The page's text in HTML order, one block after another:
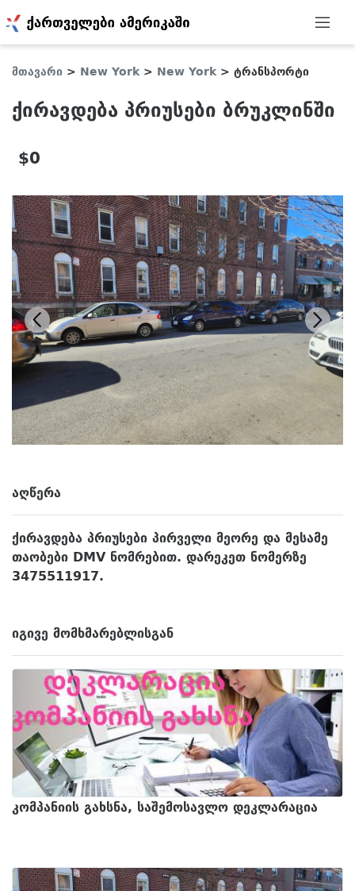
მთავარი > New York> New York> ტრანსპორტი
ქირავდება პრიუსები ბრუკლინში
$0
ᲐᲦᲬᲔᲠᲐ
ქირავდება პრიუსები პირველი მეორე და მესამე
თაობები DMV ნომრებით. დარეკეთ ნომერზე
3475511917.
ᲘᲒᲘᲕᲔ ᲛᲝᲛᲮᲛᲐᲠᲔᲑᲚᲘᲡᲒᲐᲜ
კომპანიის გახსნა, საშემოსავლო დეკლარაცია